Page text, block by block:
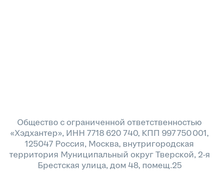
Общество с ограниченной ответственностью
«Хэдхантер», ИНН 7718 620 740, КПП 997 750 001,
125047 Россия, Москва, внутригородская
территория Муниципальный округ Тверской, 2-я
Брестская улица, дом 48, помещ.25